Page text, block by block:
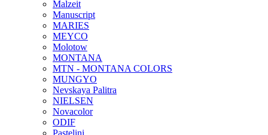
Malzeit
Manuscript
MARIES
MEYCO
Molotow
MONTANA
MTN - MONTANA COLORS
MUNGYO
Nevskaya Palitra
NIELSEN
Novacolor
ODIF
Pastelini